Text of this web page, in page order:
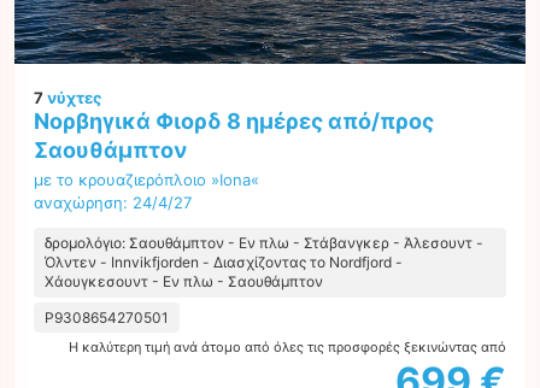
7νύχτες
Νορβηγικά Φιορδ 8 ημέρες από/προς
Σαουθάμπτον
με το κρουαζιερόπλοιο »Iona«
αναχώρηση: 24/4/27
δρομολόγιο: Σαουθάμπτον - Εν πλω - Στάβανγκερ - Άλεσουντ -
Όλντεν - Innvikfjorden - Διασχίζοντας το Nordfjord -
Χάουγκεσουντ - Εν πλω - Σαουθάμπτον
P9308654270501
Η καλύτερη τιμή ανά άτομο από όλες τις προσφορές ξεκινώντας από